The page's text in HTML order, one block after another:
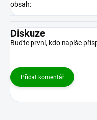
obsah:
Diskuze
Buďte první, kdo napíše
Přidat komentář